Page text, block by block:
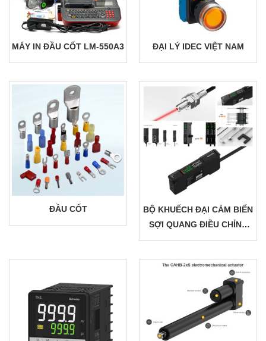
MÁY IN ĐẦU CỐT LM-550A3 ĐẠI LÝ IDEC VIỆT NAM
ĐẦU CỐT
BỘ KHUẾCH ĐẠI CẢM BIẾN
SỢI QUANG ĐIỀU CHỈNH
PHẠM VI PHÁT HIỆN